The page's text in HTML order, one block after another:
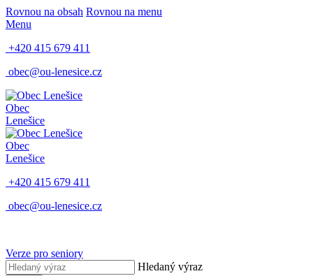
Rovnou na obsah Rovnou na menu
Menu
+420 415 679 411
obec@ou-lenesice.cz
Obec
Lenešice
Obec
Lenešice
+420 415 679 411
obec@ou-lenesice.cz
Verze pro seniory
Hledaný výraz